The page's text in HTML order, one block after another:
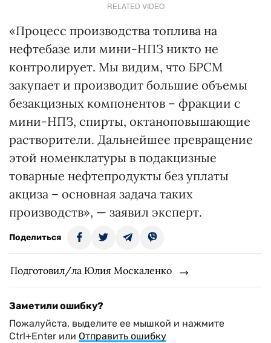
RELATED VIDEO
«Процесс производства топлива на
нефтебазе или мини-НПЗ никто не
контролирует. Мы видим, что БРСМ
закупает и производит большие объемы
безакцизных компонентов – фракции с
мини-НПЗ, спирты, октаноповышающие
растворители. Дальнейшее превращение
этой номенклатуры в подакцизные
товарные нефтепродукты без уплаты
акциза – основная задача таких
производств», — заявил эксперт.
Поделиться
Подготовил/ла Юлия Москаленко
Заметили ошибку?
Пожалуйста, выделите ее мышкой и нажмите
Ctrl+Enter или Отправить ошибку